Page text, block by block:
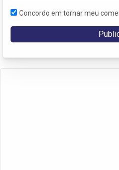
Concordo em tornar meu